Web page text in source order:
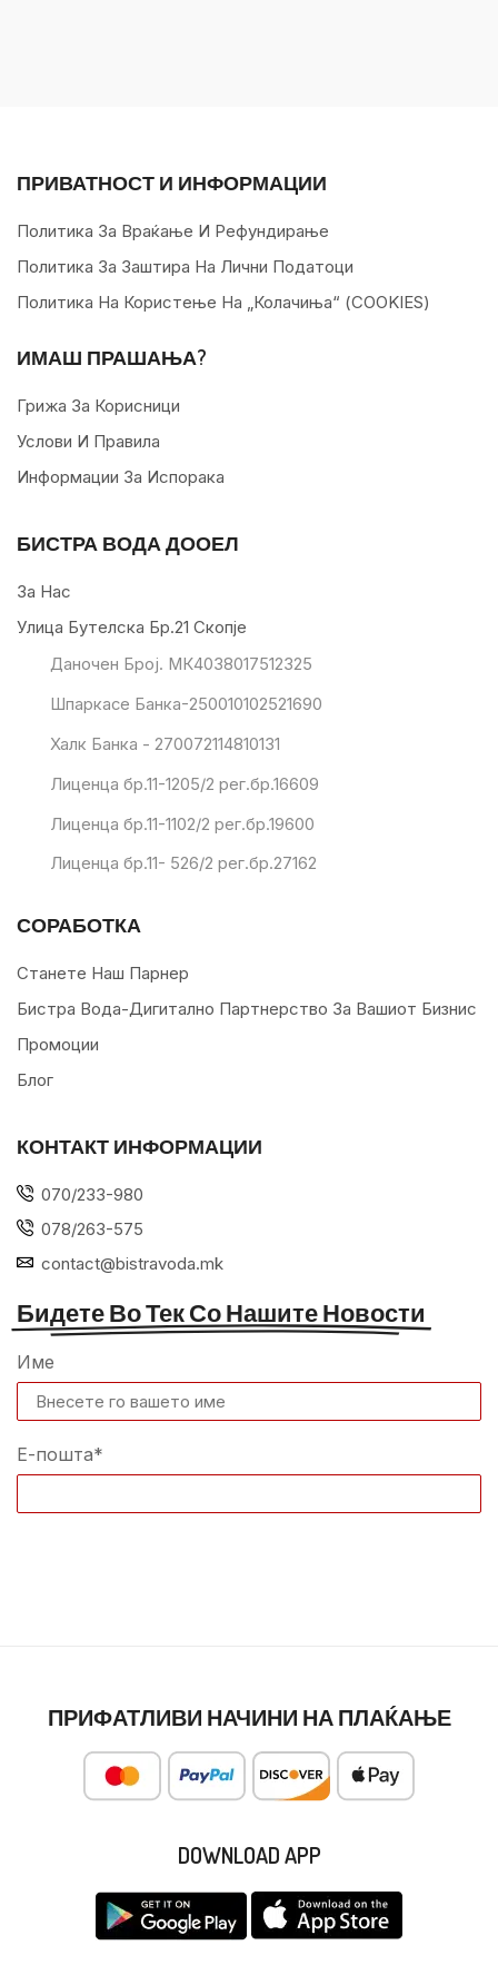
ПРИВАТНОСТ И ИНФОРМАЦИИ
Политика За Враќање И Рефундирање
Политика За Заштира На Лични Податоци
Политика На Користење На „колачиња“ (COOKIES)
ИМАШ ПРАШАЊА?
Грижа За Корисници
Услови И Правила
Информации За Испорака
БИСТРА ВОДА ДООЕЛ
За Нас
Улица Бутелска Бр.21 Скопје
Даночен Број. МК4038017512325
Шпаркасе Банка-250010102521690
Халк Банка - 270072114810131
Лиценца бр.11-1205/2 рег.бр.16609
Лиценца бр.11-1102/2 рег.бр.19600
Лиценца бр.11- 526/2 рег.бр.27162
СОРАБОТКА
Станете Наш Парнер
Бистра Вода-Дигитално Партнерство За Вашиот Бизнис
Промоции
Блог
КОНТАКТ ИНФОРМАЦИИ
070/233-980
078/263-575
contact@bistravoda.mk
Бидете Во Тек Со Нашите Новости
Име
Е-пошта*
ПРИФАТЛИВИ НАЧИНИ НА ПЛАЌАЊЕ
DOWNLOAD APP